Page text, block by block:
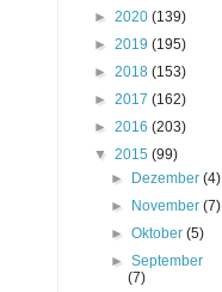
► 2020 (139)
► 2019 (195)
► 2018 (153)
► 2017 (162)
► 2016 (203)
▼ 2015 (99)
► Dezember(4)
► November(7)
►Oktober(5)
►September
(7)